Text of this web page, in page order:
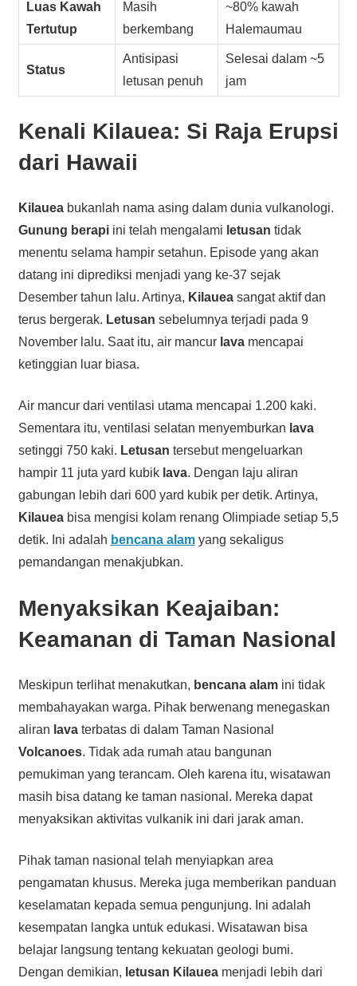
Luas Kawah
Tertutup
Masih
berkembang
~80% kawah
Halemaumau
Status
Antisipasi
letusan penuh
Selesai dalam ~5
jam
Kenali Kilauea: Si Raja Erupsi
dari Hawaii
Kilaueabukanlah nama asing dalam dunia vulkanologi.
Gunung berapiini telah mengalami letusan tidak
menentu selama hampir setahun. Episode yang akan
datang ini diprediksi menjadi yang ke-37 sejak
Desember tahun lalu. Artinya, Kilaueasangat aktif dan
terus bergerak. Letusan sebelumnya terjadi pada 9
November lalu. Saat itu, air mancur lavamencapai
ketinggian luar biasa.
Air mancur dari ventilasi utama mencapai 1.200 kaki.
Sementara itu, ventilasi selatan menyemburkan lava
setinggi 750 kaki. Letusan tersebut mengeluarkan
hampir 11 juta yard kubik lava. Dengan laju aliran
gabungan lebih dari 600 yard kubik per detik. Artinya,
Kilaueabisa mengisi kolam renang Olimpiade setiap 5,5
detik. Ini adalah bencana alamyang sekaligus
pemandangan menakjubkan.
Menyaksikan Keajaiban:
Keamanan di Taman Nasional
Meskipun terlihat menakutkan, bencana alamini tidak
membahayakan warga. Pihak berwenang menegaskan
aliran lavaterbatas di dalam Taman Nasional
Volcanoes. Tidak ada rumah atau bangunan
pemukiman yang terancam. Oleh karena itu, wisatawan
masih bisa datang ke taman nasional. Mereka dapat
menyaksikan aktivitas vulkanik ini dari jarak aman.
Pihak taman nasional telah menyiapkan area
pengamatan khusus. Mereka juga memberikan panduan
keselamatan kepada semua pengunjung. Ini adalah
kesempatan langka untuk edukasi. Wisatawan bisa
belajar langsung tentang kekuatan geologi bumi.
Dengan demikian, letusan Kilaueamenjadi lebih dari